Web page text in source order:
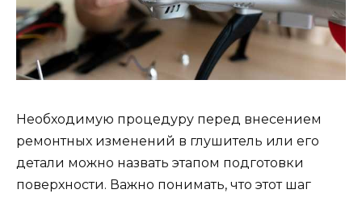
Необходимую процедуру перед внесением
ремонтных изменений в глушитель или его
детали можно назвать этапом подготовки
поверхности. Важно понимать, что этот шаг